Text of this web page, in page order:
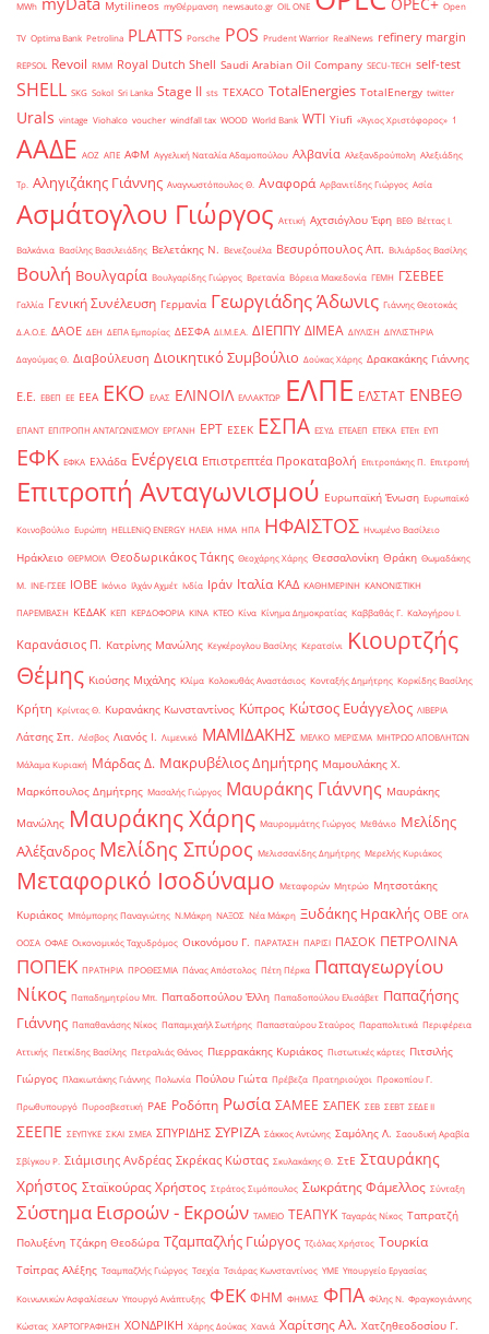
MWh Mytilineos myΘέρμανση newsauto.gr OIL ONE Open
TV Optima Bank Petrolina PLATTS Porsche POS Prudent Warrior RealNews refinery margin
REPSOL Revoil RMM Royal Dutch Shell Saudi Arabian Oil Company SECU-TECH self-test
SHELL SKG Sokol Sri Lanka Stage II sts TEXACO TotalEnergies TotalEnergy twitter
Urals vintage Viohalco voucher windfall tax WOOD World Bank WTI Yiufi «Άγιος Χριστόφορος» ΄1
ΑΑΔΕ ΑΟΖ ΑΠΕ ΑΦΜ Αγγελική Ναταλία Αδαμοπούλου Αλβανία Αλεξανδρούπολη Αλεξιάδης
Τρ. Αληγιζάκης Γιάννης Αναγνωστόπουλος Θ. Αναφορά Αρβανιτίδης Γιώργος Ασία
Ασμάτογλου Γιώργος Αττική Αχτσιόγλου Έφη ΒΕΘ Βέττας Ι.
Βαλκάνια Βασίλης Βασιλειάδης Βελετάκης Ν. Βενεζουέλα Βεσυρόπουλος Απ. Βιλιάρδος Βασίλης
Βουλή Βουλγαρία Βουλγαρίδης Γιώργος Βρετανία Βόρεια Μακεδονία ΓΕΜΗ ΓΣΕΒΕΕ
Γαλλία Γενική Συνέλευση Γερμανία Γεωργιάδης Άδωνις Γιάννης Θεοτοκάς
Δ.Α.Ο.Ε. ΔΑΟΕ ΔΕΗ ΔΕΠΑ Εμπορίας ΔΕΣΦΑ ΔΙ.Μ.Ε.Α. ΔΙΕΠΠΥ ΔΙΜΕΑ ΔΙΥΛΙΣΗ ΔΙΥΛΙΣΤΗΡΙΑ
Δαγούμας Θ. Διαβούλευση Διοικητικό Συμβούλιο Δούκας Χάρης Δρακακάκης Γιάννης
Ε.Ε. ΕΒΕΠ ΕΕ ΕΕΑ ΕΚΟ ΕΛΑΣ ΕΛΙΝΟΙΛ ΕΛΛΑΚΤΩΡ ΕΛΠΕ ΕΛΣΤΑΤ ΕΝΒΕΘ
ΕΠΑΝΤ ΕΠΙΤΡΟΠΗ ΑΝΤΑΓΩΝΙΣΜΟΥ ΕΡΓΑΝΗ ΕΡΤ ΕΣΕΚ ΕΣΠΑ ΕΣΥΔ ΕΤΕΑΕΠ ΕΤΕΚΑ ΕΤΕπ ΕΥΠ
ΕΦΚ ΕΦΚΑ Ελλάδα Ενέργεια Επιστρεπτέα Προκαταβολή Επιτροπάκης Π. Επιτροπή
Επιτροπή Ανταγωνισμού Ευρωπαϊκή Ένωση Ευρωπαϊκό
Κοινοβούλιο Ευρώπη ΗELLENiQ ENERGY ΗΛΕΙΑ ΗΜΑ ΗΠΑ ΗΦΑΙΣΤΟΣ Ηνωμένο Βασίλειο
Ηράκλειο ΘΕΡΜΟΙΛ Θεοδωρικάκος Τάκης Θεοχάρης Χάρης Θεσσαλονίκη Θράκη Θωμαδάκης
Μ. ΙΝΕ-ΓΣΕΕ ΙΟΒΕ Ικόνιο Ιλχάν Αχμέτ Ινδία Ιράν Ιταλία ΚΑΔ ΚΑΘΗΜΕΡΙΝΗ ΚΑΝΟΝΙΣΤΙΚΗ
ΠΑΡΕΜΒΑΣΗ ΚΕΔΑΚ ΚΕΠ ΚΕΡΔΟΦΟΡΙΑ ΚΙΝΑ ΚΤΕΟ Κίνα Κίνημα Δημοκρατίας Καββαθάς Γ. Καλογήρου Ι.
Καρανάσιος Π. Κατρίνης Μανώλης Κεγκέρογλου Βασίλης Κερατσίνι
Κιουρτζής
Θέμης Κιούσης Μιχάλης Κλίμα Κολοκυθάς Αναστάσιος Κονταξής Δημήτρης Κορκίδης Βασίλης
Κρήτη Κρίντας Θ. Κυρανάκης Κωνσταντίνος Κύπρος Κώτσος Ευάγγελος ΛΙΒΕΡΙΑ
Λάτσης Σπ. Λέσβος Λιανός Ι. Λιμενικό ΜΑΜΙΔΑΚΗΣ ΜΕΛΚΟ ΜΕΡΙΣΜΑ ΜΗΤΡΩΟ ΑΠΟΒΛΗΤΩΝ
Μάλαμα Κυριακή Μάρδας Δ. Μακρυβέλιος Δημήτρης Μαμουλάκης Χ.
Μαρκόπουλος Δημήτρης Μασαλής Γιώργος Μαυράκης Γιάννης Μαυράκης
Μανώλης Μαυράκης Χάρης Μαυρομμάτης Γιώργος Μεθάνιο Μελίδης
Αλέξανδρος Μελίδης Σπύρος Μελισσανίδης Δημήτρης Μερελής Κυριάκος
Μεταφορικό Ισοδύναμο Μεταφορών Μητρώο Μητσοτάκης
Κυριάκος Μπόμπορης Παναγιώτης Ν.Μάκρη ΝΑΞΟΣ Νέα Μάκρη Ξυδάκης Ηρακλής ΟΒΕ ΟΓΑ
ΟΟΣΑ ΟΦΑΕ Οικονομικός Ταχυδρόμος Οικονόμου Γ. ΠΑΡΑΤΑΣΗ ΠΑΡΙΣΙ ΠΑΣΟΚ ΠΕΤΡΟΛΙΝΑ
ΠΟΠΕΚ ΠΡΑΤΗΡΙΑ ΠΡΟΘΕΣΜΙΑ Πάνας Απόστολος Πέτη Πέρκα Παπαγεωργίου
Νίκος Παπαδημητρίου Μπ. Παπαδοπούλου Έλλη Παπαδοπούλου Ελισάβετ Παπαζήσης
Γιάννης Παπαθανάσης Νίκος Παπαμιχαήλ Σωτήρης Παπασταύρου Σταύρος Παραπολιτικά Περιφέρεια
Αττικής Πετκίδης Βασίλης Πετραλιάς Θάνος Πιερρακάκης Κυριάκος Πιστωτικές κάρτες Πιτσιλής
Γιώργος Πλακιωτάκης Γιάννης Πολωνία Πούλου Γιώτα Πρέβεζα Πρατηριούχοι Προκοπίου Γ.
Πρωθυπουργό Πυροσβεστική ΡΑΕ Ροδόπη Ρωσία ΣΑΜΕΕ ΣΑΠΕΚ ΣΕΒ ΣΕΒΤ ΣΕΔΕ ΙΙ
ΣΕΕΠΕ ΣΕΥΠΥΚΕ ΣΚΑΙ ΣΜΕΑ ΣΠΥΡΙΔΗΣ ΣΥΡΙΖΑ Σάκκος Αντώνης Σαμόλης Λ. Σαουδική Αραβία
Σβίγκου Ρ. Σιάμισιης Ανδρέας Σκρέκας Κώστας Σκυλακάκης Θ. ΣτΕ Σταυράκης
Χρήστος Σταϊκούρας Χρήστος Στράτος Σιμόπουλος Σωκράτης Φάμελλος Σύνταξη
Σύστημα Εισροών - Εκροών ΤΑΜΕΙΟ ΤΕΑΠΥΚ Ταγαράς Νίκος Ταπρατζή
Πολυξένη Τζάκρη Θεοδώρα Τζαμπαζλής Γιώργος Τζιόλας Χρήστος Τουρκία
Τσίπρας Αλέξης Τσαμπαζλής Γιώργος Τσεχία Τσιάρας Κωνσταντίνος ΥΜΕ Υπουργείο Εργασίας
Κοινωνικών Ασφαλίσεων Υπουργό Ανάπτυξης ΦΕΚ ΦΗΜ ΦΗΜΑΣ ΦΠΑ Φίλης Ν. Φραγκογιάννης
Κώστας ΧΑΡΤΟΓΡΑΦΗΣΗ ΧΟΝΔΡΙΚΗ Χάρης Δούκας Χανιά Χαρίτσης Αλ. Χατζηθεοδοσίου Γ.